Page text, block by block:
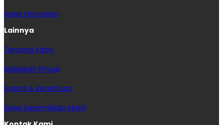
Index Pencarian
Lainnya
Tentang Kami
Kebijakan Privasi
Syarat & Ketentuan
Sewa Kepemilikan Mobil